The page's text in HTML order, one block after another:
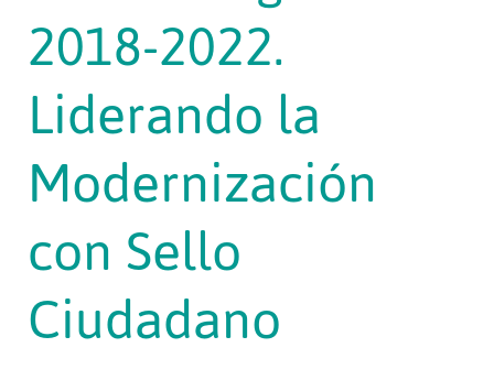
2018-2022.
Liderando la
Modernización
con Sello
Ciudadano